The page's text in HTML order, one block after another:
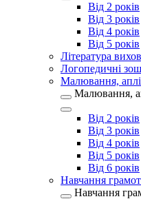
Від 2 років
Від 3 років
Від 4 років
Від 5 років
Література
Логопедичні
Малювання,
Малювання,
Від 2 років
Від 3 років
Від 4 років
Від 5 років
Від 6 років
Навчання
Навчання